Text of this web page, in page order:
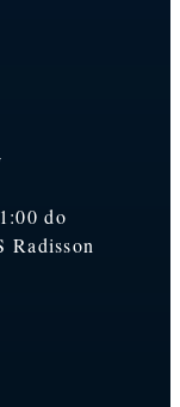
do
Radisson